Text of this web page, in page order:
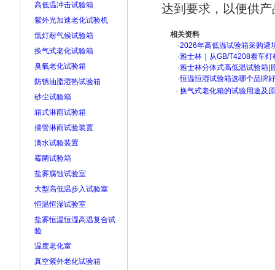
高低温冲击试验箱
紫外光加速老化试验机
氙灯耐气候试验箱
换气式老化试验箱
臭氧老化试验箱
防锈油脂湿热试验箱
砂尘试验箱
箱式淋雨试验箱
摆管淋雨试验装置
滴水试验装置
霉菌试验箱
盐雾腐蚀试验室
大型高低温步入试验室
恒温恒湿试验室
盐雾恒温恒湿高温复合试
验
温度老化室
真空紫外老化试验箱
达到要求，以便供
相关资料
·2026年高低温试验箱采购
·雅士林｜从GB/T4208看车
·雅士林分体式高低温试验箱|
·恒温恒湿试验箱选哪个品牌
· 换气式老化箱的试验用途及